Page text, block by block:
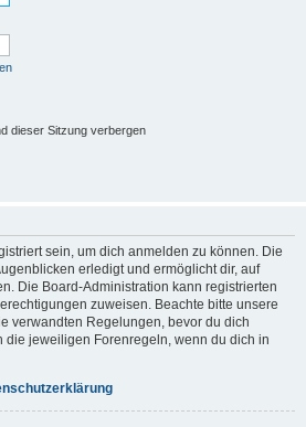
dieser Sitzung verbergen
sein, um dich anmelden zu können. Die
erledigt und ermöglicht dir, auf
Die Board-Administration kann registrierten
zuweisen. Beachte bitte unsere
verwandten Regelungen, bevor du dich
die jeweiligen Forenregeln, wenn du dich in